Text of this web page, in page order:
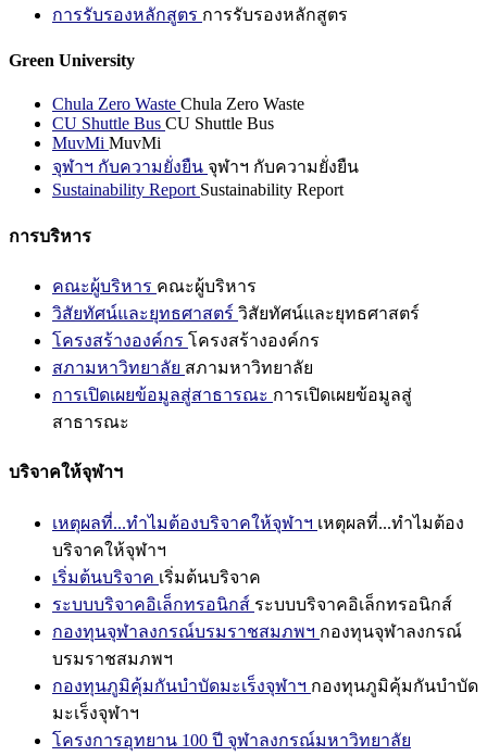
การรับรองหลักสูตร การรับรองหลักสูตร
Green University
Chula Zero Waste Chula Zero Waste
CU Shuttle Bus CU Shuttle Bus
MuvMi MuvMi
จุฬาฯ กับความยั่งยืน จุฬาฯ กับความยั่งยืน
Sustainability Report Sustainability Report
การบริหาร
คณะผู้บริหาร คณะผู้บริหาร
วิสัยทัศน์และยุทธศาสตร์ วิสัยทัศน์และยุทธศาสตร์
โครงสร้างองค์กร โครงสร้างองค์กร
สภามหาวิทยาลัย สภามหาวิทยาลัย
การเปิดเผยข้อมูลสู่สาธารณะ การเปิดเผยข้อมูลสู่
สาธารณะ
บริจาคให้จุฬาฯ
เหตุผลที่...ทำไมต้องบริจาคให้จุฬาฯ เหตุผลที่...ทำไมต้อง
บริจาคให้จุฬาฯ
เริ่มต้นบริจาค เริ่มต้นบริจาค
ระบบบริจาคอิเล็กทรอนิกส์ ระบบบริจาคอิเล็กทรอนิกส์
กองทุนจุฬาลงกรณ์บรมราชสมภพฯ กองทุนจุฬาลงกรณ์
บรมราชสมภพฯ
กองทุนภูมิคุ้มกันบำบัดมะเร็งจุฬาฯ กองทุนภูมิคุ้มกันบำบัด
มะเร็งจุฬาฯ
โครงการอุทยาน 100 ปี จุฬาลงกรณ์มหาวิทยาลัย